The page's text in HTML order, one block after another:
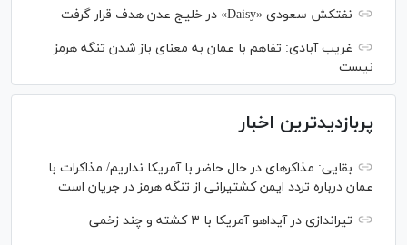
نفتکش سعودی «Daisy» در خلیج عدن هدف قرار گرفت
غریب آبادی: تفاهم با عمان به معنای باز شدن تنگه هرمز
نیست
پربازدیدترین اخبار
بقایی: مذاکره‎ای در حال حاضر با آمریکا نداریم/ مذاکرات با
عمان درباره تردد ایمن کشتیرانی از تنگه هرمز در جریان است
تیراندازی در آیداهو آمریکا با ۳ کشته و چند زخمی